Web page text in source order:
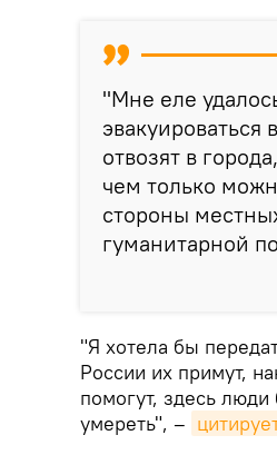
"Мне еле
отвозят в
чем только
стороны
гуманитарной
"Я хотела бы
России их примут,
помогут, здесь люди
умереть", –